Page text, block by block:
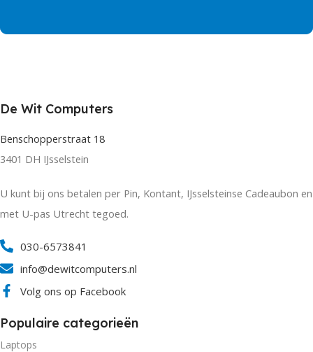
De Wit Computers
Benschopperstraat 18
3401 DH IJsselstein
U kunt bij ons betalen per Pin, Kontant, IJsselsteinse Cadeaubon en
met U-pas Utrecht tegoed.
030-6573841
info@dewitcomputers.nl
Volg ons op Facebook
Populaire categorieën
Laptops